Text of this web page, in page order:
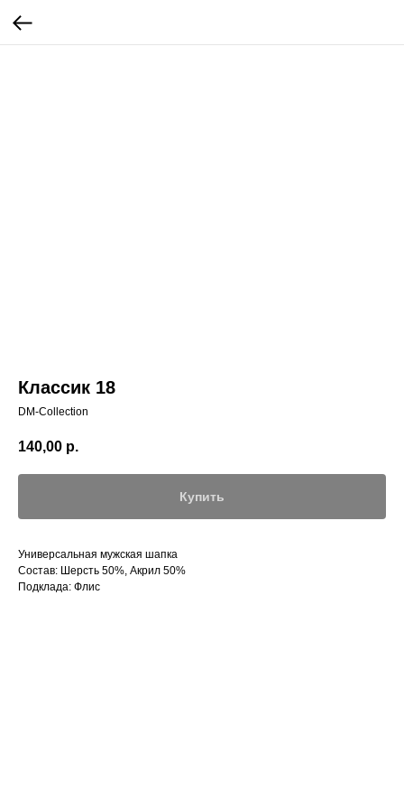
Классик 18
DM-Collection
140,00 р.
Купить
Универсальная мужская шапка
Состав: Шерсть 50%, Акрил 50%
Подклада: Флис